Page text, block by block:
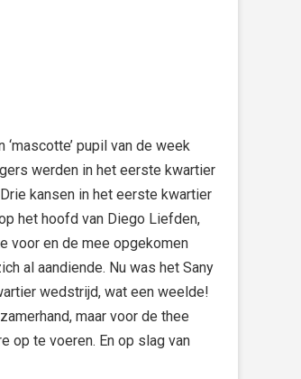
‘mascotte’ pupil van de week
werden in het eerste kwartier
kansen in het eerste kwartier
het hoofd van Diego Liefden,
voor en de mee opgekomen
al aandiende. Nu was het Sany
wedstrijd, wat een weelde!
maar voor de thee
op te voeren. En op slag van